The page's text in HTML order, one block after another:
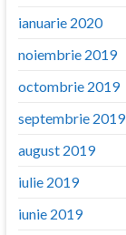
ianuarie 2020
noiembrie 2019
octombrie 2019
septembrie 2019
august 2019
iulie 2019
iunie 2019